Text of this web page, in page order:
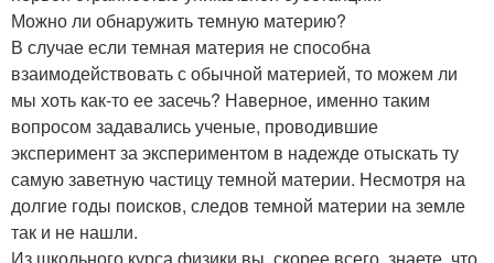
Можно ли обнаружить темную материю?
В случае если темная материя не способна
взаимодействовать с обычной материей, то можем ли
мы хоть как-то ее засечь? Наверное, именно таким
вопросом задавались ученые, проводившие
эксперимент за экспериментом в надежде отыскать ту
самую заветную частицу темной материи. Несмотря на
долгие годы поисков, следов темной материи на земле
так и не нашли.